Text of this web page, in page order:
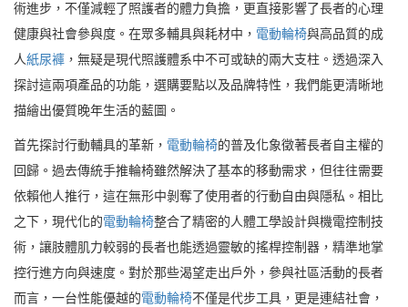
術進步，不僅減輕了照護者的體力負擔，更直接影響了長者的心理
健康與社會參與度。在眾多輔具與耗材中， 電動輪椅與高品質的成
人紙尿褲 ，無疑是現代照護體系中不可或缺的兩大支柱。透過深入
探討這兩項產品的功能，選購要點以及品牌特性，我們能更清晰地
描繪出優質晚年生活的藍圖。
首先探討行動輔具的革新， 電動輪椅的普及化象徵著長者自主權的
回歸。過去傳統手推輪椅雖然解決了基本的移動需求，但往往需要
依賴他人推行，這在無形中剝奪了使用者的行動自由與隱私。相比
之下，現代化的電動輪椅整合了精密的人體工學設計與機電控制技
術，讓肢體肌力較弱的長者也能透過靈敏的搖桿控制器，精準地掌
控行進方向與速度。對於那些渴望走出戶外，參與社區活動的長者
而言，一台性能優越的電動輪椅不僅是代步工具，更是連結社會，